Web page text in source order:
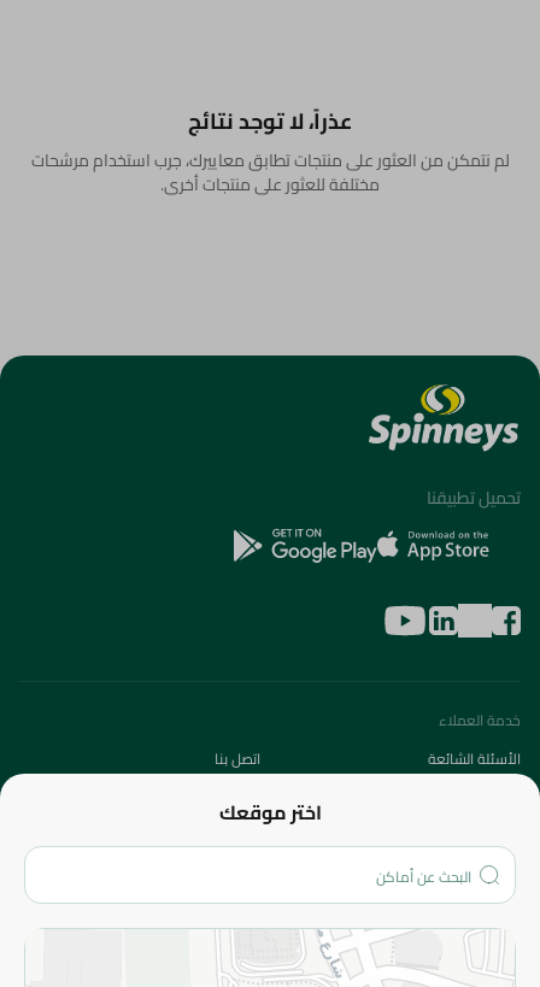
عذراً، لا توجد نتائج
لم نتمكن من العثور على منتجات تطابق معاييرك، جرب استخدام مرشحات
مختلفة للعثور على منتجات أخرى.
اختر موقعك
تحميل تطبيقنا
خدمة العملاء
الأسئلة الشائعة
اتصل بنا
من نحن؟
الفروع
المزيد
الاسترجاع
سياسة الاستخدام
سياسة الخصوصية